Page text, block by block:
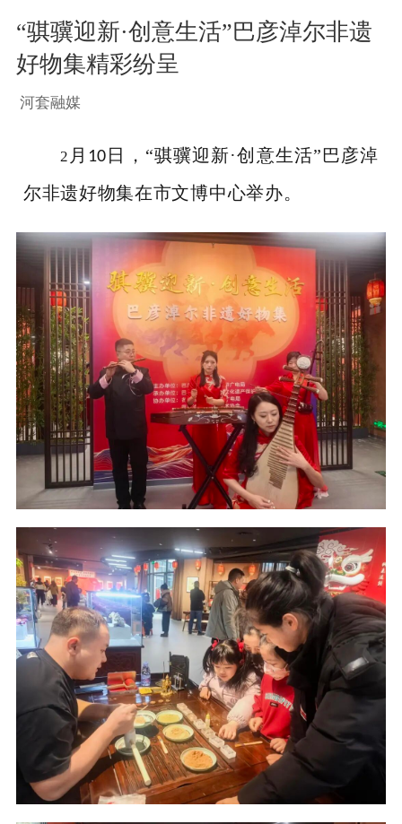
“骐骥迎新·创意生活”巴彦淖尔非遗
好物集精彩纷呈
河套融媒
2 月 10 日，“骐骥迎新·创意生活”巴彦淖
尔非遗好物集在市文博中心举办。